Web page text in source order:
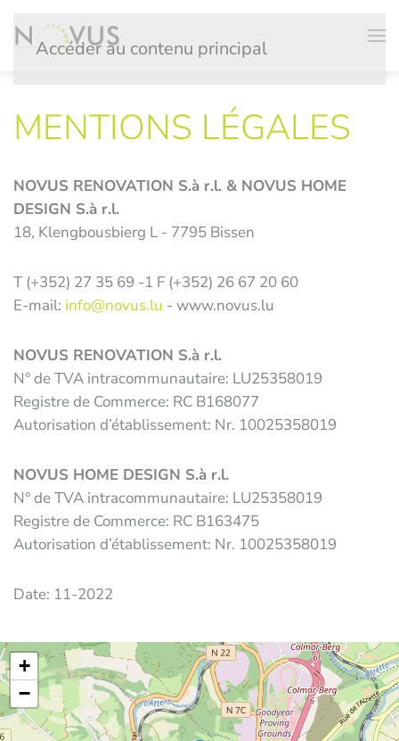
Accéder au contenu principal
MENTIONS LÉGALES
NOVUS RENOVATION S.à r.l. & NOVUS HOME
DESIGN S.à r.l.
18, Klengbousbierg L - 7795 Bissen
T (+352) 27 35 69 -1 F (+352) 26 67 20 60
E-mail: info@novus.lu - www.novus.lu
NOVUS RENOVATION S.à r.l.
N° de TVA intracommunautaire: LU25358019
Registre de Commerce: RC B168077
Autorisation d’établissement: Nr. 10025358019
NOVUS HOME DESIGN S.à r.l.
N° de TVA intracommunautaire: LU25358019
Registre de Commerce: RC B163475
Autorisation d’établissement: Nr. 10025358019
Date: 11-2022
+
−